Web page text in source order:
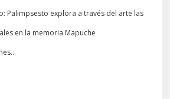
Palimpsesto explora a través del arte las
en la memoria Mapuche